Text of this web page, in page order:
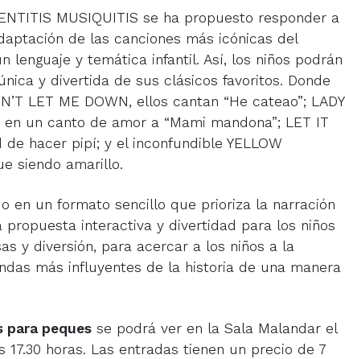
MUSIQUITIS se ha propuesto responder a
de las canciones más icónicas del
lenguaje y temática infantil. Así, los niños podrán
y divertida de sus clásicos favoritos. Donde
LET ME DOWN, ellos cantan “He cateao”; LADY
un canto de amor a “Mami mandona”; LET IT
hacer pipí; y el inconfundible YELLOW
siendo amarillo.
en un formato sencillo que prioriza la narración
propuesta interactiva y divertidad para los niños
y diversión, para acercar a los niños a la
más influyentes de la historia de una manera
para peques se podrá ver en la Sala Malandar el
17.30 horas. Las entradas tienen un precio de 7